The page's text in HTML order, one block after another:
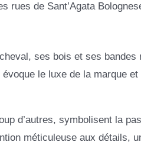
rues de Sant’Agata
ses bois et ses
le luxe de la marque
d’autres, symbolisent la
méticuleuse aux détails,